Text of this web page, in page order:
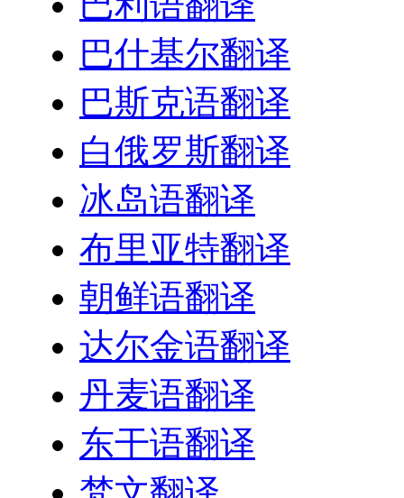
巴什基尔翻译
巴斯克语翻译
白俄罗斯翻译
冰岛语翻译
布里亚特翻译
朝鲜语翻译
达尔金语翻译
丹麦语翻译
东干语翻译